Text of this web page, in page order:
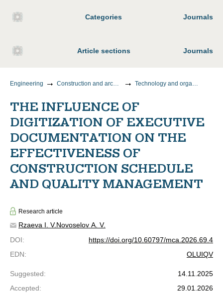
Categories Journals
Article sections Journals
Engineering Construction and architecture Technology and organization of construction
THE INFLUENCE OF
DIGITIZATION OF EXECUTIVE
DOCUMENTATION ON THE
EFFECTIVENESS OF
CONSTRUCTION SCHEDULE
AND QUALITY MANAGEMENT
Research article
Rzaeva I. V.Novoselov A. V.
DOI:
https://doi.org/10.60797/mca.2026.69.4
EDN: OLUIQV
Suggested:
14.11.2025
Accepted:
29.01.2026